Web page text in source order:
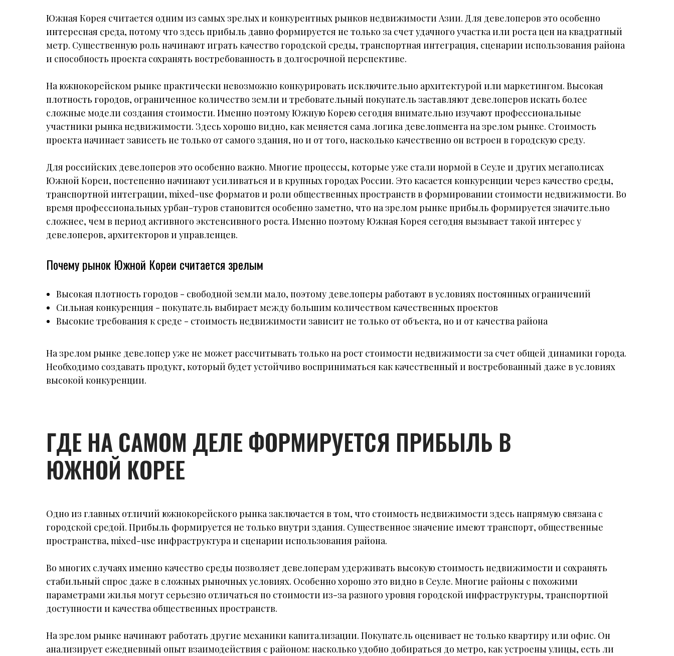
Южная Корея считается одним из самых зрелых и конкурентных рынков недвижимости Азии. Для девелоперов это особенно
интересная среда, потому что здесь прибыль давно формируется не только за счет удачного участка или роста цен на квадратный
метр. Существенную роль начинают играть качество городской среды, транспортная интеграция, сценарии использования района
и способность проекта сохранять востребованность в долгосрочной перспективе.
На южнокорейском рынке практически невозможно конкурировать исключительно архитектурой или маркетингом. Высокая
плотность городов, ограниченное количество земли и требовательный покупатель заставляют девелоперов искать более
сложные модели создания стоимости. Именно поэтому Южную Корею сегодня внимательно изучают профессиональные
участники рынка недвижимости. Здесь хорошо видно, как меняется сама логика девелопмента на зрелом рынке. Стоимость
проекта начинает зависеть не только от самого здания, но и от того, насколько качественно он встроен в городскую среду.
Для российских девелоперов это особенно важно. Многие процессы, которые уже стали нормой в Сеуле и других мегаполисах
Южной Кореи, постепенно начинают усиливаться и в крупных городах России. Это касается конкуренции через качество среды,
транспортной интеграции, mixed-use форматов и роли общественных пространств в формировании стоимости недвижимости. Во
время профессиональных урбан-туров становится особенно заметно, что на зрелом рынке прибыль формируется значительно
сложнее, чем в период активного экстенсивного роста. Именно поэтому Южная Корея сегодня вызывает такой интерес у
девелоперов, архитекторов и управленцев.
Почему рынок Южной Кореи считается зрелым
Высокая плотность городов - свободной земли мало, поэтому девелоперы работают в условиях постоянных ограничений
Сильная конкуренция - покупатель выбирает между большим количеством качественных проектов
Высокие требования к среде - стоимость недвижимости зависит не только от объекта, но и от качества района
На зрелом рынке девелопер уже не может рассчитывать только на рост стоимости недвижимости за счет общей динамики города.
Необходимо создавать продукт, который будет устойчиво восприниматься как качественный и востребованный даже в условиях
высокой конкуренции.
ГДЕ НА САМОМ ДЕЛЕ ФОРМИРУЕТСЯ ПРИБЫЛЬ В
ЮЖНОЙ КОРЕЕ
Одно из главных отличий южнокорейского рынка заключается в том, что стоимость недвижимости здесь напрямую связана с
городской средой. Прибыль формируется не только внутри здания. Существенное значение имеют транспорт, общественные
пространства, mixed-use инфраструктура и сценарии использования района.
Во многих случаях именно качество среды позволяет девелоперам удерживать высокую стоимость недвижимости и сохранять
стабильный спрос даже в сложных рыночных условиях. Особенно хорошо это видно в Сеуле. Многие районы с похожими
параметрами жилья могут серьезно отличаться по стоимости из-за разного уровня городской инфраструктуры, транспортной
доступности и качества общественных пространств.
На зрелом рынке начинают работать другие механики капитализации. Покупатель оценивает не только квартиру или офис. Он
анализирует ежедневный опыт взаимодействия с районом: насколько удобно добираться до метро, как устроены улицы, есть ли